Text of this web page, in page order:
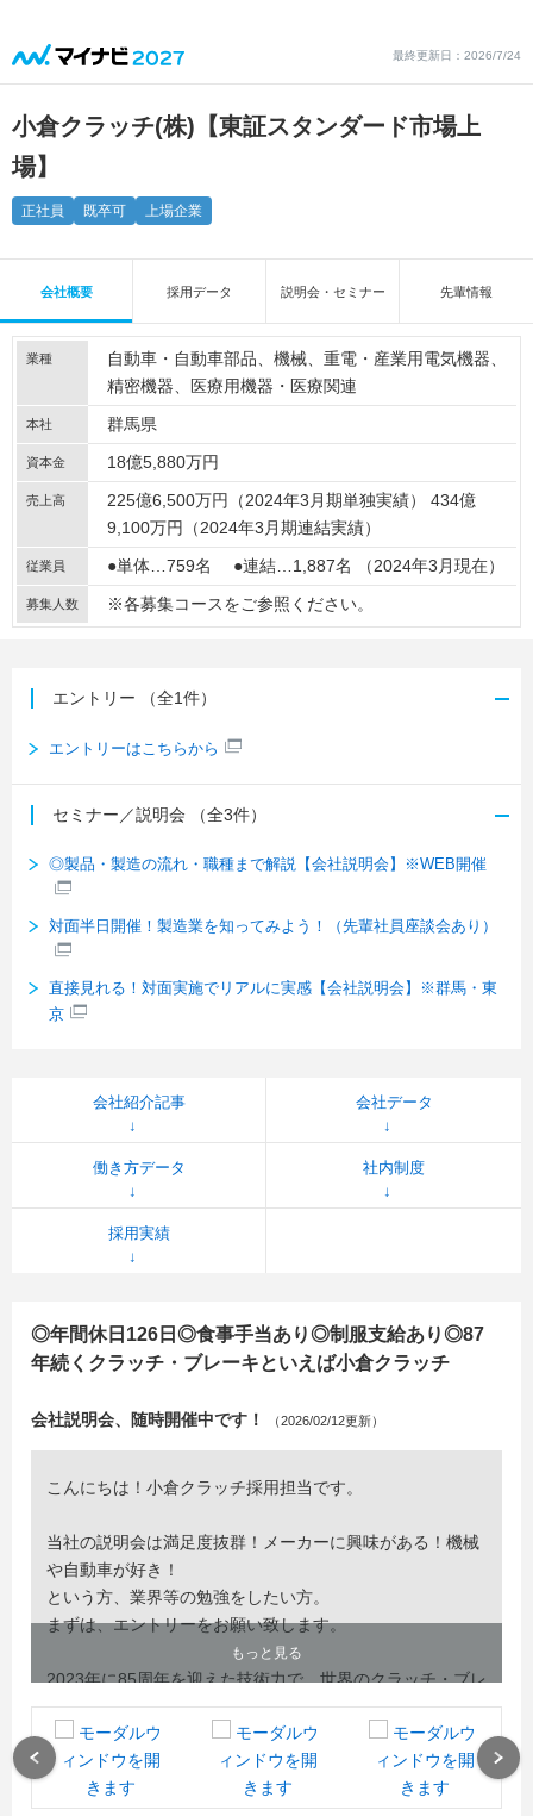
最終更新日：2026/7/24
小倉クラッチ(株)【東証スタンダード市場上
場】
正社員 既卒可 上場企業
会社概要 採用データ 説明会・セミナー 先輩情報
業種 自動車・自動車部品 機械
重電・産業用電気機器
精密機器
医療用機器・医療関連
本社 群馬県
資本金 18億5,880万円
売上高
225億6,500万円（2024年3月期単独実績） 434億
9,100万円（2024年3月期連結実績）
従業員 ●単体…759名 ●連結…1,887名 （2024年3月現在）
募集人数 ※各募集コースをご参照ください。
エントリー （全1件）
エントリーはこちらから
セミナー／説明会 （全3件）
◎製品・製造の流れ・職種まで解説【会社説明会】※WEB開催
対面半日開催！製造業を知ってみよう！（先輩社員座談会あり）
直接見れる！対面実施でリアルに実感【会社説明会】※群馬・東
京
会社紹介記事 会社データ
働き方データ 社内制度
採用実績
◎年間休日126日◎食事手当あり◎制服支給あり◎87
年続くクラッチ・ブレーキといえば小倉クラッチ
会社説明会、随時開催中です！ （2026/02/12更新）
こんにちは！小倉クラッチ採用担当です。
当社の説明会は満足度抜群！メーカーに興味がある！機械
や自動車が好き！
という方、業界等の勉強をしたい方。
まずは、エントリーをお願い致します。
2023年に85周年を迎えた技術力で、世界のクラッチ・ブレ
ーキを
リードする当社で成長しませんか？
もっと見る